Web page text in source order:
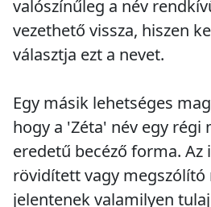
valószínűleg a név
vezethető vissza, hiszen
választja ezt a nevet.
Egy másik lehetséges
hogy a 'Zéta' név egy régi
eredetű becéző forma. Az
rövidített vagy megszólító
jelentenek valamilyen